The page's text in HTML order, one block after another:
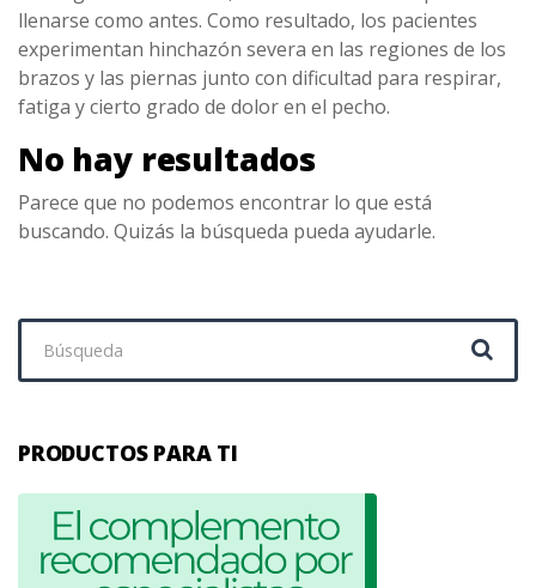
llenarse como antes. Como resultado, los pacientes
experimentan hinchazón severa en las regiones de los
brazos y las piernas junto con dificultad para respirar,
fatiga y cierto grado de dolor en el pecho.
No hay resultados
Parece que no podemos encontrar lo que está
buscando. Quizás la búsqueda pueda ayudarle.
Buscar:
PRODUCTOS PARA TI